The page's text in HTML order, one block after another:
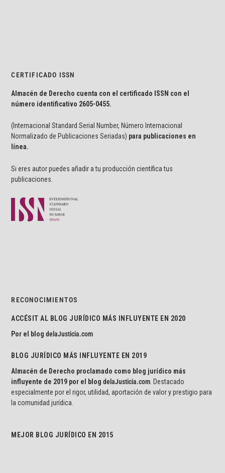
CERTIFICADO ISSN
Almacén de Derecho cuenta con el certificado ISSN con el
número identificativo 2605-0455.
(Internacional Standard Serial Number, Número Internacional
Normalizado de Publicaciones Seriadas) para publicaciones en
línea.
Si eres autor puedes añadir a tu producción científica tus
publicaciones.
RECONOCIMIENTOS
ACCÉSIT AL BLOG JURÍDICO MÁS INFLUYENTE EN 2020
Por el blogdelaJusticia.com
BLOG JURÍDICO MÁS INFLUYENTE EN 2019
Almacén de Derecho proclamado como blog jurídico más
influyente de 2019 por el blogdelaJusticia.com . Destacado
especialmente por el rigor, utilidad, aportación de valor y prestigio para
la comunidad jurídica.
MEJOR BLOG JURÍDICO EN 2015